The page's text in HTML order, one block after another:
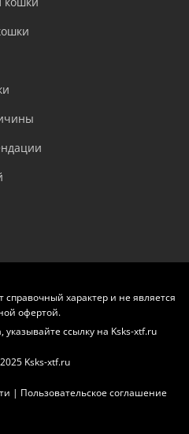
характер и не является
офертой.
ссылку на Ksks-xtf.ru
Ksks-xtf.ru
| Пользовательское соглашение